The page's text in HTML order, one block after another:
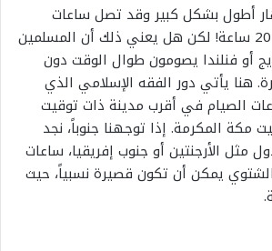
أطول بشكل كبير وقد تصل ساعات
الصيام إلى أكثر من 20 ساعة! لكن هل يعني ذلك أن المسلمين
أو فنلندا يصومون طوال الوقت دون
هنا يأتي دور الفقه الإسلامي الذي
الصيام في أقرب مدينة ذات توقيت
مكة المكرمة. إذا توجهنا جنوباً، نجد
الأرجنتين أو جنوب إفريقيا، ساعات
يمكن أن تكون قصيرة نسبياً، حيث